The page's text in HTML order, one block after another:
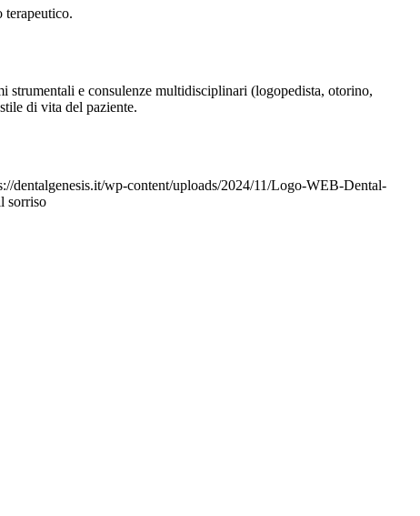
terapeutico.
strumentali e consulenze multidisciplinari (logopedista, otorino,
di vita del paziente.
dentalgenesis.it/wp-content/uploads/2024/11/Logo-WEB-Dental-
sorriso